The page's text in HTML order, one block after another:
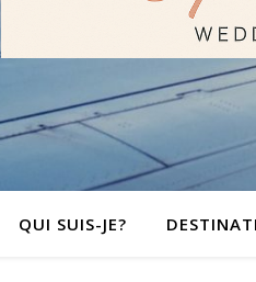
QUI SUIS-JE?